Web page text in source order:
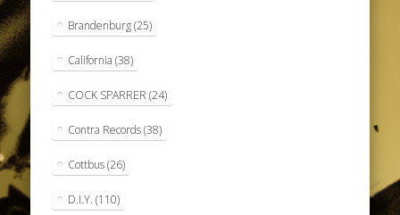
Brandenburg(25)
California (38)
COCK SPARRER (24)
Contra Records(38)
Cottbus(26)
D.I.Y. (110)